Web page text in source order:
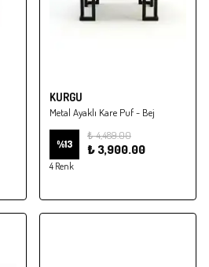
KURGU
Metal Ayaklı Kare Puf - Bej
%13
₺ 4,489.00
₺ 3,900.00
4 Renk